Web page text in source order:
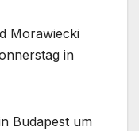
Morawiecki
in
Budapest um